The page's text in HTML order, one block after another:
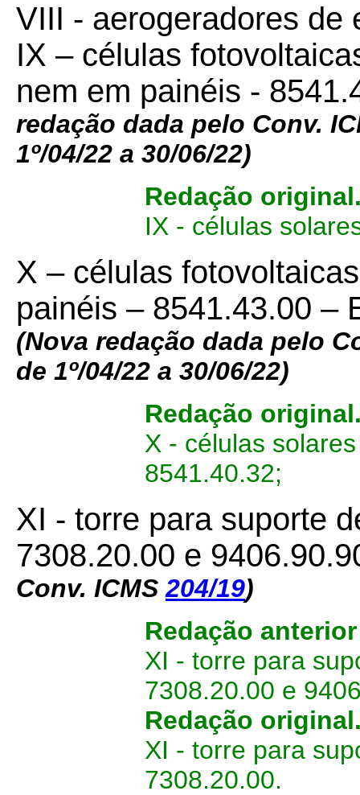
VIII - aerogeradores de
IX – células
nem em painéis -
redação dada pelo Conv.
1º/04/22 a 30/06/22)
Redação
IX - células
X – células
painéis – 8541.43.00 –
(Nova redação dada pelo
de 1º/04/22 a 30/06/22)
Redação
X - células
8541.40.32;
XI - torre para suporte
7308.20.00 e
Conv. ICMS204/19)
Redação anterior
XI - torre para
7308.20.00 e
Redação
XI - torre para
7308.20.00.